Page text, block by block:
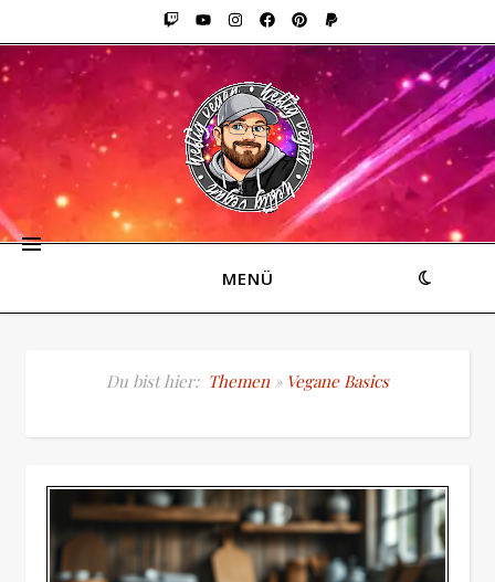
MENÜ
Du bist hier: Themen » Vegane Basics